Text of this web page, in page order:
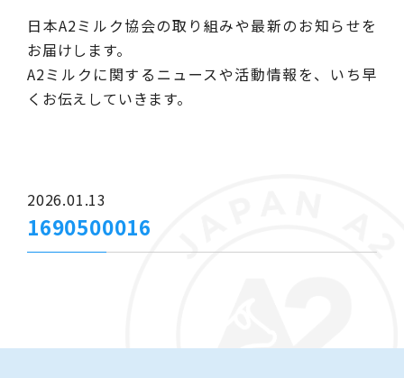
日本A2ミルク協会の取り組みや最新のお知らせを
お届けします。
A2ミルクに関するニュースや活動情報を、いち早
くお伝えしていきます。
2026.01.13
1690500016